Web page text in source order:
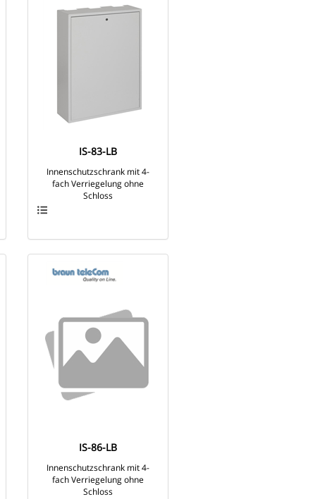
IS-83-LB
Innenschutzschrank mit 4-
fach Verriegelung ohne
Schloss
IS-86-LB
Innenschutzschrank mit 4-
fach Verriegelung ohne
Schloss